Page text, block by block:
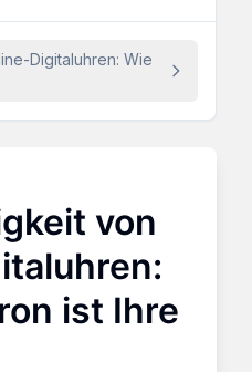
Digitaluhren: Wie
von
ist Ihre